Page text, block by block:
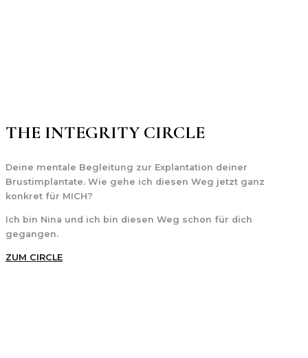
THE INTEGRITY CIRCLE
Deine mentale Begleitung zur Explantation deiner
Brustimplantate. Wie gehe ich diesen Weg jetzt ganz
konkret für MICH?
Ich bin Nina und ich bin diesen Weg schon für dich
gegangen.
ZUM CIRCLE